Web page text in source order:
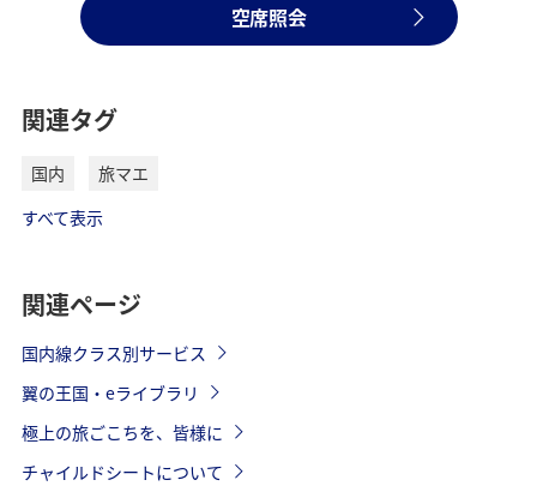
空席照会
関連タグ
国内
旅マエ
すべて表示
関連ページ
国内線クラス別サービス
翼の王国・eライブラリ
極上の旅ごこちを、皆様に
チャイルドシートについて